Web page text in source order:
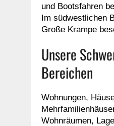
und Bootsfahren
Im südwestlichen
Große Krampe
Unsere
Bereichen
Wohnungen,
Wohnräumen,